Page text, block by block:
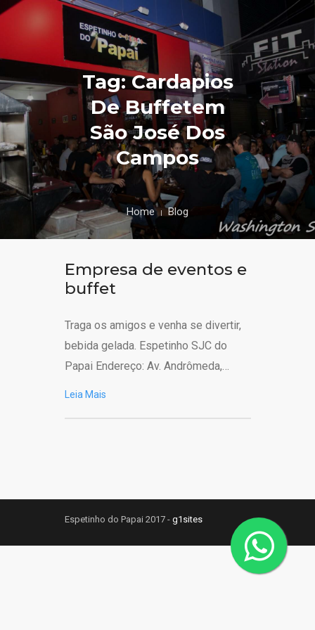
Tag: Cardapios
De Buffetem
São José Dos
Campos
Home Blog
Empresa de eventos e
buffet
Traga os amigos e venha se divertir,
bebida gelada. Espetinho SJC do
Papai Endereço: Av. Andrômeda,…
Leia Mais
Espetinho do Papai 2017 - g1sites